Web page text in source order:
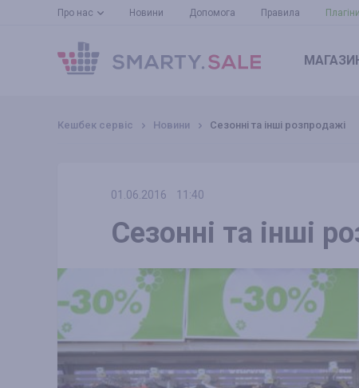
Про нас Новини Допомога Правила Плагіни
Кешбек сервіс Новини Сезонні та інші розпродажі
01.06.2016 11:40
Сезонні та інші